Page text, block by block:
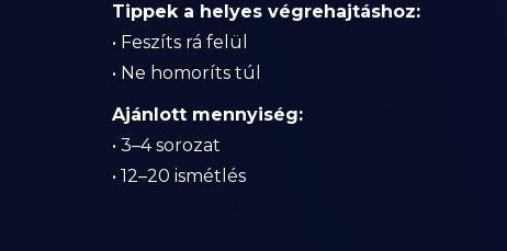
Tippek a helyes végrehajtáshoz:
• Feszíts rá felül
• Ne homoríts túl
Ajánlott mennyiség:
• 3–4 sorozat
• 12–20 ismétlés